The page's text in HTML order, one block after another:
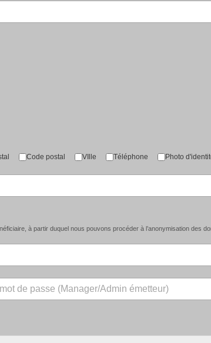
Code postal VIlle Téléphone Photo
à partir duquel nous pouvons procéder à l’anonymisation des